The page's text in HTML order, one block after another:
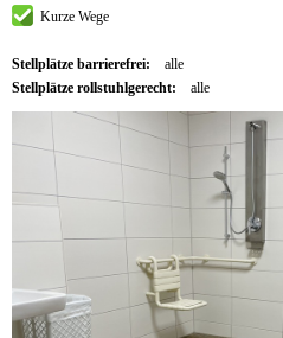
Kurze Wege
Stellplätze barrierefrei:
alle
Stellplätze rollstuhlgerecht:
alle